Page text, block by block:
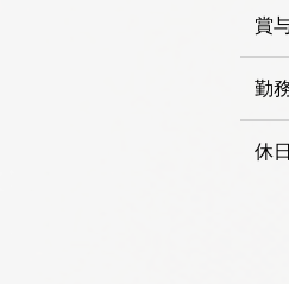
賞
勤
休